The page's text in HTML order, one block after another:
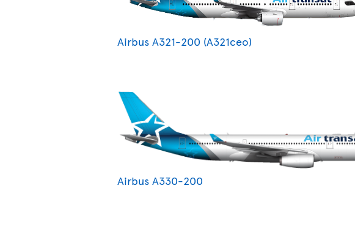
Airbus A321-200 (A321ceo)
Airbus A330-200